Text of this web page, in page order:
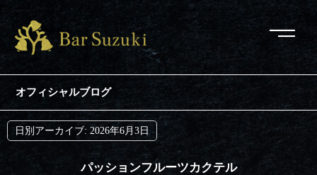
オフィシャルブログ
日別アーカイブ: 2026年6月3日
パッションフルーツカクテル